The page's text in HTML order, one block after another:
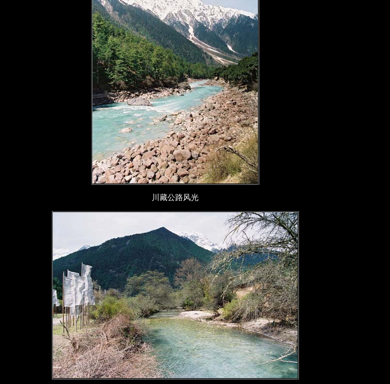
川藏公路风光